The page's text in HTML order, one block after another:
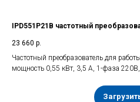
IPD551P21B частотный
23 660 р.
Частотный преобразователь для
мощность 0,55 кВт, 3,5 А, 1-фаза